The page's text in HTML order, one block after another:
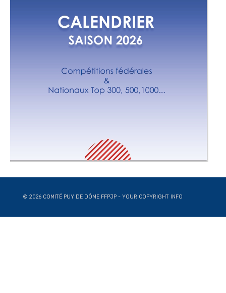
© 2026 COMITÉ PUY DE DÔME FFPJP - YOUR COPYRIGHT INFO